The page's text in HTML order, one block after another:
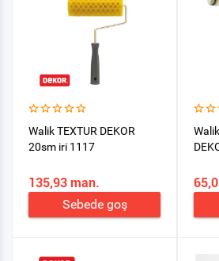
Walik TEXTUR DEKOR
20sm iri 1117
135,93 man.
Sebede goş